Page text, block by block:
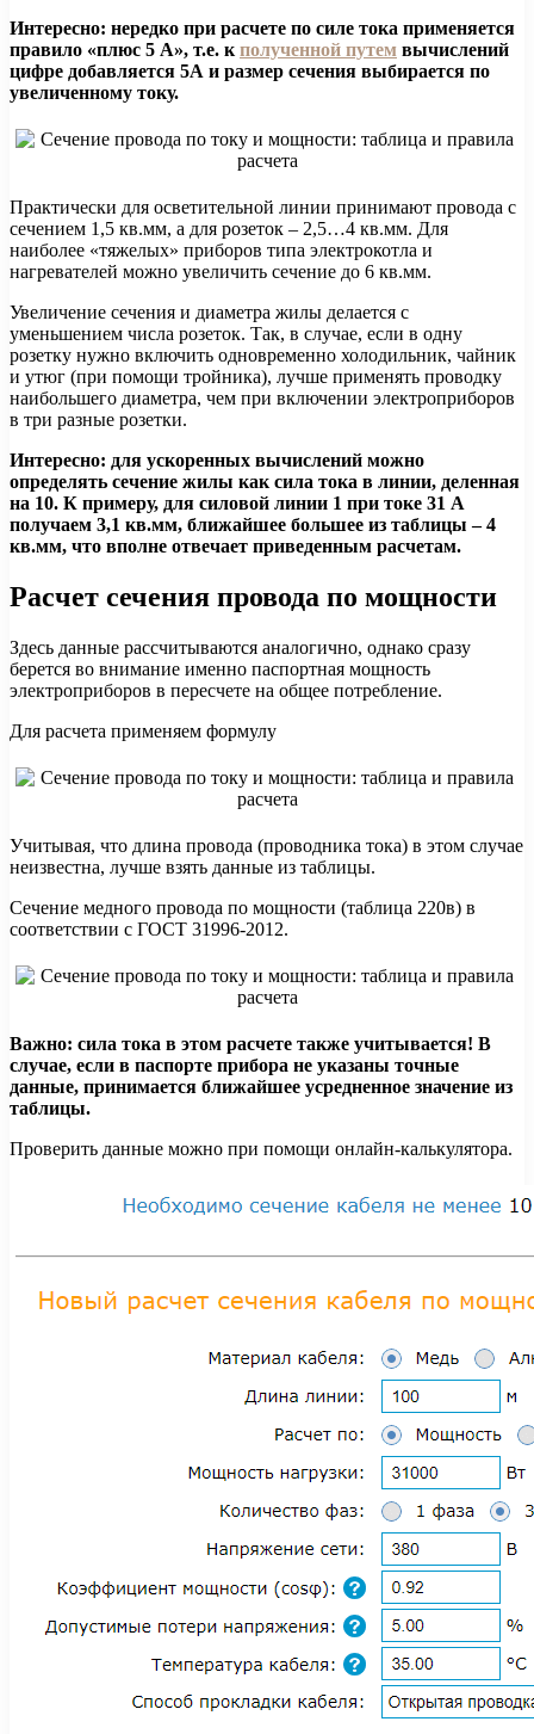
Интересно: нередко при расчете по силе тока применяется
правило «плюс 5 А», т.е. к полученной путем вычислений
цифре добавляется 5А и размер сечения выбирается по
увеличенному току.
Практически для осветительной линии принимают провода с
сечением 1,5 кв.мм, а для розеток – 2,5…4 кв.мм. Для
наиболее «тяжелых» приборов типа электрокотла и
нагревателей можно увеличить сечение до 6 кв.мм.
Увеличение сечения и диаметра жилы делается с
уменьшением числа розеток. Так, в случае, если в одну
розетку нужно включить одновременно холодильник, чайник
и утюг (при помощи тройника), лучше применять проводку
наибольшего диаметра, чем при включении электроприборов
в три разные розетки.
Интересно: для ускоренных вычислений можно
определять сечение жилы как сила тока в линии, деленная
на 10. К примеру, для силовой линии 1 при токе 31 А
получаем 3,1 кв.мм, ближайшее большее из таблицы – 4
кв.мм, что вполне отвечает приведенным расчетам.
Расчет сечения провода по мощности
Здесь данные рассчитываются аналогично, однако сразу
берется во внимание именно паспортная мощность
электроприборов в пересчете на общее потребление.
Для расчета применяем формулу
Учитывая, что длина провода (проводника тока) в этом случае
неизвестна, лучше взять данные из таблицы.
Сечение медного провода по мощности (таблица 220в) в
соответствии с ГОСТ 31996-2012.
Важно: сила тока в этом расчете также учитывается! В
случае, если в паспорте прибора не указаны точные
данные, принимается ближайшее усредненное значение из
таблицы.
Проверить данные можно при помощи онлайн-калькулятора.